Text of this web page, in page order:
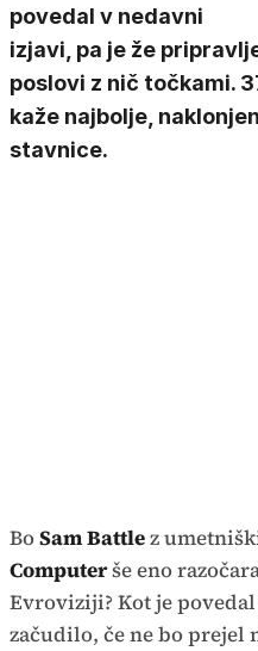
povedal v nedavni
izjavi, pa je že
poslovi z nič točkami.
kaže najbolje,
stavnice.
BoSam Battlez
Computerše eno
Evroviziji? Kot je
začudilo, če ne bo prejel